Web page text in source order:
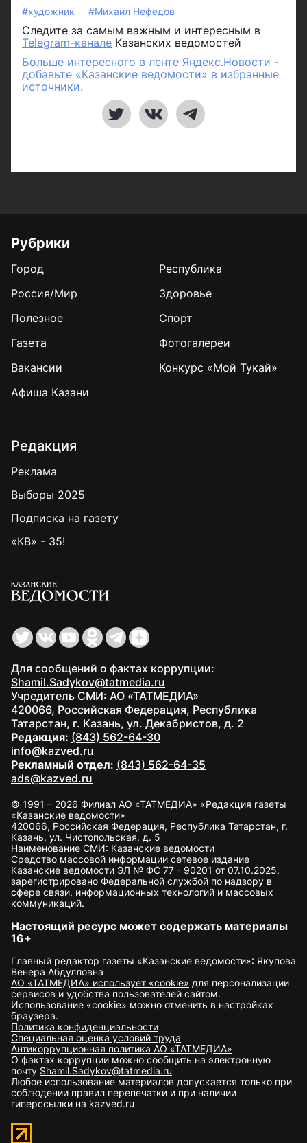
#художник #Михаил Нефедов
Следите за самым важным и интересным в
Telegram-канале Казанских ведомостей
Больше интересного в ленте Яндекс.Новости -
добавьте «Казанские ведомости» в избранные
источники.
Рубрики
Город
Республика
Россия/Мир
Здоровье
Полезное
Спорт
Газета
Фотогалереи
Вакансии
Конкурс «Мой Тукай»
Афиша Казани
Редакция
Реклама
Выборы 2025
Подписка на газету
«КВ» - 35!
Для сообщений о фактах коррупции:
Shamil.Sadykov@tatmedia.ru
Учредитель СМИ: АО «ТАТМЕДИА»
420066, Российская Федерация, Республика
Татарстан, г. Казань, ул. Декабристов, д. 2
Редакция: (843) 562-64-30
info@kazved.ru
Рекламный отдел: (843) 562-64-35
ads@kazved.ru
© 1991 – 2026 Филиал АО «ТАТМЕДИА» «Редакция газеты
«Казанские ведомости»
420066, Российская Федерация, Республика Татарстан, г.
Казань, ул. Чистопольская, д. 5
Наименование СМИ: Казанские ведомости
Средство массовой информации сетевое издание
Казанские ведомости ЭЛ № ФС 77 - 90201 от 07.10.2025,
зарегистрировано Федеральной службой по надзору в
сфере связи, информационных технологий и массовых
коммуникаций.
Настоящий ресурс может содержать материалы
16+
Главный редактор газеты «Казанские ведомости»: Якупова
Венера Абдулловна
АО «ТАТМЕДИА» использует «cookie» для персонализации
сервисов и удобства пользователей сайтом.
Использование «cookie» можно отменить в настройках
браузера.
Политика конфиденциальности
Специальная оценка условий труда
Антикоррупционная политика АО «ТАТМЕДИА»
О фактах коррупции можно сообщить на электронную
почту Shamil.Sadykov@tatmedia.ru
Любое использование материалов допускается только при
соблюдении правил перепечатки и при наличии
гиперссылки на kazved.ru